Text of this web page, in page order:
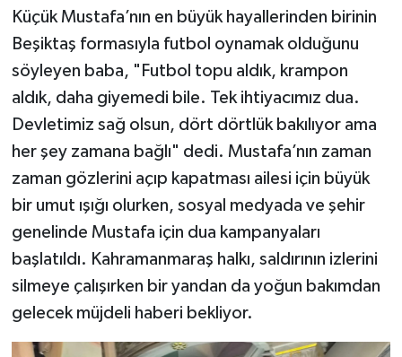
Küçük Mustafa’nın en büyük hayallerinden birinin
Beşiktaş formasıyla futbol oynamak olduğunu
söyleyen baba, "Futbol topu aldık, krampon
aldık, daha giyemedi bile. Tek ihtiyacımız dua.
Devletimiz sağ olsun, dört dörtlük bakılıyor ama
her şey zamana bağlı" dedi. Mustafa’nın zaman
zaman gözlerini açıp kapatması ailesi için büyük
bir umut ışığı olurken, sosyal medyada ve şehir
genelinde Mustafa için dua kampanyaları
başlatıldı. Kahramanmaraş halkı, saldırının izlerini
silmeye çalışırken bir yandan da yoğun bakımdan
gelecek müjdeli haberi bekliyor.